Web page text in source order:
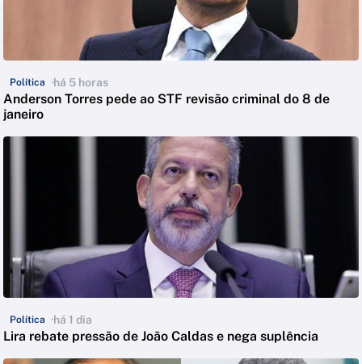
Política há 5 horas
Anderson Torres pede ao STF revisão criminal do 8 de
janeiro
Política há 1 dia
Lira rebate pressão de João Caldas e nega suplência